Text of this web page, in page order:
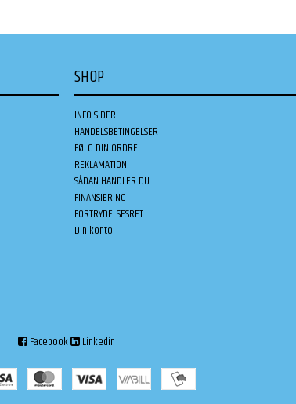
SHOP
INFO SIDER
HANDELSBETINGELSER
FØLG DIN ORDRE
REKLAMATION
SÅDAN HANDLER DU
FINANSIERING
FORTRYDELSESRET
Din konto
Facebook Linkedin